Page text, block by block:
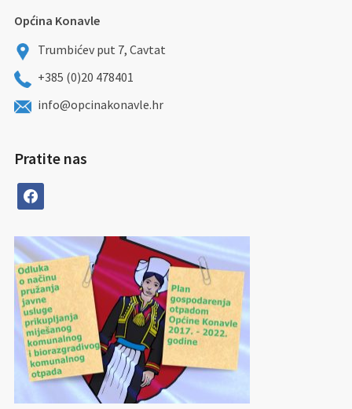
Općina Konavle
Trumbićev put 7, Cavtat
+385 (0)20 478401
info@opcinakonavle.hr
Pratite nas
facebook